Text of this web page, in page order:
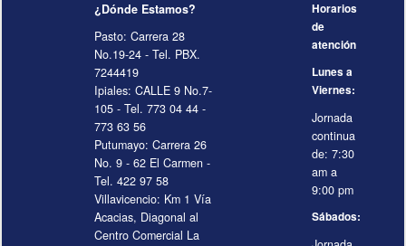
¿Dónde Estamos?
Pasto: Carrera 28
No.19-24 - Tel. PBX.
7244419
Ipiales: CALLE 9 No.7-
105 - Tel. 773 04 44 -
773 63 56
Putumayo: Carrera 26
No. 9 - 62 El Carmen -
Tel. 422 97 58
Villavicencio: Km 1 Vía
Acacias, Diagonal al
Centro Comercial La
Horarios
de
atención
Lunes a
Viernes:
Jornada
continua
de: 7:30
am a
9:00 pm
Sábados: